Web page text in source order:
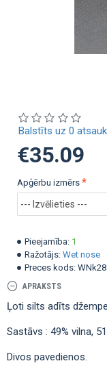
Pieejamība: 1
Ražotājs: Wet nose
Preces kods:
Balstīts uz 0
€35.09
Apģērbu izmērs
APRAKSTS
Ļoti silts аdīts
Sastāvs : 49% vilna,
Divos pavedienos.